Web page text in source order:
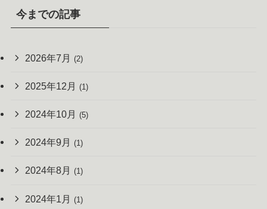
今までの記事
2026年7月 (2)
2025年12月 (1)
2024年10月 (5)
2024年9月 (1)
2024年8月 (1)
2024年1月 (1)